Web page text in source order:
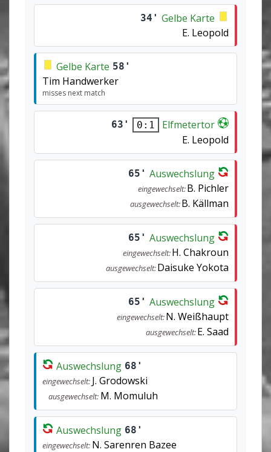
34' Gelbe Karte
E. Leopold
Gelbe Karte 58'
Tim Handwerker
misses next match
63' 0:1
Elfmetertor
E. Leopold
65' Auswechslung
eingewechselt:B. Pichler
ausgewechselt:B. Källman
65' Auswechslung
eingewechselt:H. Chakroun
ausgewechselt:Daisuke Yokota
65' Auswechslung
eingewechselt:N. Weißhaupt
ausgewechselt:E. Saad
Auswechslung 68'
eingewechselt: J. Grodowski
ausgewechselt: M. Momuluh
Auswechslung 68'
eingewechselt: N. Sarenren Bazee